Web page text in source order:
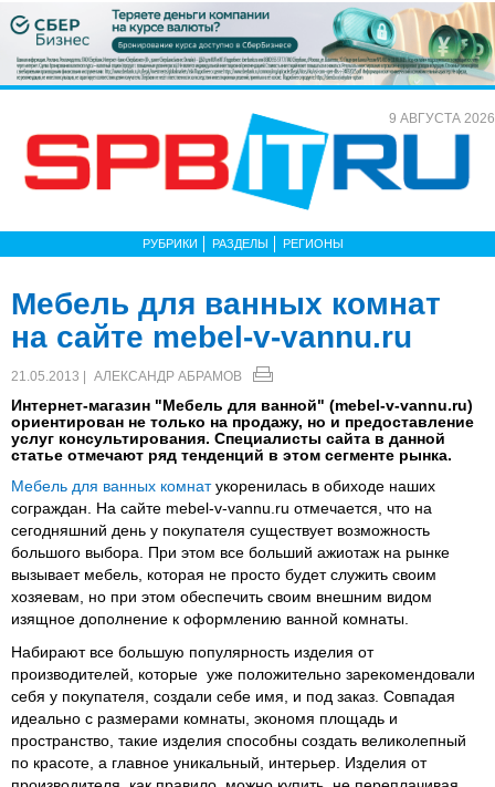
9 АВГУСТА 2026
РУБРИКИ РАЗДЕЛЫ РЕГИОНЫ
Мебель для ванных комнат
на сайте mebel-v-vannu.ru
21.05.2013 | АЛЕКСАНДР АБРАМОВ
Интернет-магазин "Мебель для ванной" (mebel-v-vannu.ru)
ориентирован не только на продажу, но и предоставление
услуг консультирования. Специалисты сайта в данной
статье отмечают ряд тенденций в этом сегменте рынка.
Мебель для ванных комнатукоренилась в обиходе наших
сограждан. На сайте mebel-v-vannu.ru отмечается, что на
сегодняшний день у покупателя существует возможность
большого выбора. При этом все больший ажиотаж на рынке
вызывает мебель, которая не просто будет служить своим
хозяевам, но при этом обеспечить своим внешним видом
изящное дополнение к оформлению ванной комнаты.
Набирают все большую популярность изделия от
производителей, которые уже положительно зарекомендовали
себя у покупателя, создали себе имя, и под заказ. Совпадая
идеально с размерами комнаты, экономя площадь и
пространство, такие изделия способны создать великолепный
по красоте, а главное уникальный, интерьер. Изделия от